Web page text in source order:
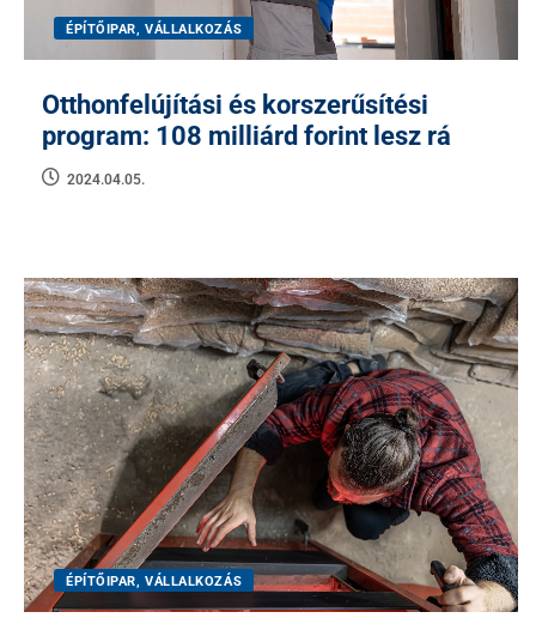
ÉPÍTŐIPAR, VÁLLALKOZÁS
Otthonfelújítási és korszerűsítési
program: 108 milliárd forint lesz rá
2024.04.05.
ÉPÍTŐIPAR, VÁLLALKOZÁS